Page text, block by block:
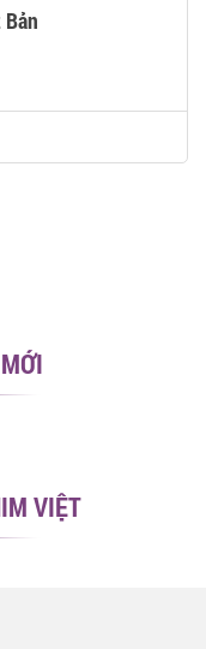
MỚI
VIỆT